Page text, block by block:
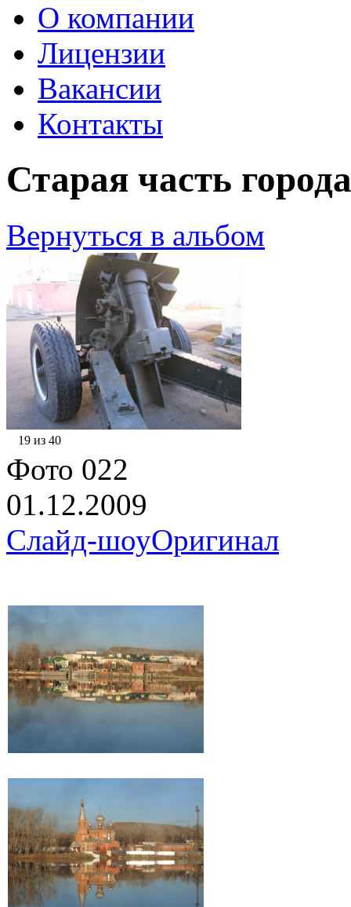
О компании
Лицензии
Вакансии
Контакты
Старая часть
Вернуться в альбом
19 из 40
Фото 022
01.12.2009
Слайд-шоуОригинал